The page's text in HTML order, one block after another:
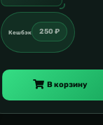
Кешбэк 250 ₽
В корзину